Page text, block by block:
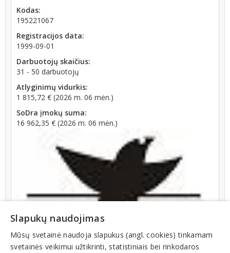
Kodas:
195221067
Registracijos data:
1999-09-01
Darbuotojų skaičius:
31 - 50 darbuotojų
Atlyginimų vidurkis:
1 815,72 € (2026 m. 06 mėn.)
SoDra įmokų suma:
16 962,35 € (2026 m. 06 mėn.)
Slapukų naudojimas
Mūsų svetainė naudoja slapukus (angl. cookies) tinkamam
svetainės veikimui užtikrinti, statistiniais bei rinkodaros